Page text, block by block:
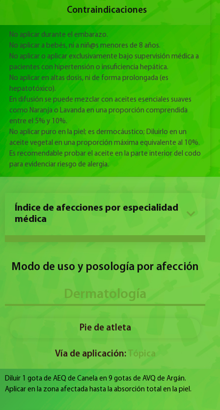
Contraindicaciones
No aplicar durante el embarazo.
No aplicar a bebés, ni a niñ@s menores de 8 años.
No aplicar o aplicar exclusivamente bajo supervisión médica a
pacientes con hipertensión o insuficiencia hepática.
No aplicar en altas dosis, ni de forma prolongada (es
hepatotóxico).
En difusión se puede mezclar con aceites esenciales suaves
como Naranja o Lavanda en una proporción comprendida
entre el 5% y 10%.
No aplicar puro en la piel; es dermocáustico; Diluirlo en un
aceite vegetal en una proporción máxima equivalente al 10%.
Es recomendable probar el aceite en la parte interior del codo
para evidenciar riesgo de alergia.
Modo de uso y posología por afección
Dermatología
Pie de atleta
Vía de aplicación: Tópica
Diluir 1 gota de AEQ de Canela en 9 gotas de AVQ de Argán.
Aplicar en la zona afectada hasta la absorción total en la piel.
Índice de afecciones por especialidad
médica